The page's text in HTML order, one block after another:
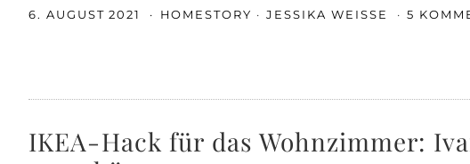
6. AUGUST 2021 HOMESTORY JESSIKA WEISSE 5
IKEA-Hack für das Wohnzimmer: